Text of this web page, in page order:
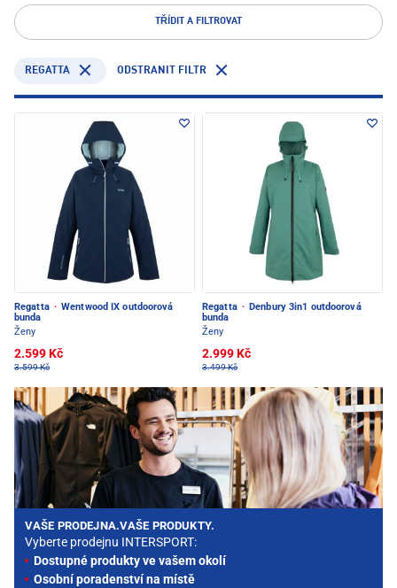
TŘÍDIT A FILTROVAT
REGATTA ODSTRANIT FILTR
Regatta · Wentwood IX outdoorová
bunda
Ženy
2.599 Kč
3.599 Kč
Regatta · Denbury 3in1 outdoorová
bunda
Ženy
2.999 Kč
3.499 Kč
VAŠE PRODEJNA.VAŠE PRODUKTY.
Vyberte prodejnu INTERSPORT:
Dostupné produkty ve vašem okolí
Osobní poradenství na místě